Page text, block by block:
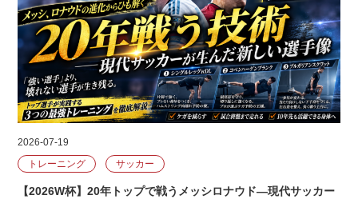
2026-07-19
トレーニング
サッカー
【2026W杯】20年トップで戦うメッシロナウド―現代サッカー